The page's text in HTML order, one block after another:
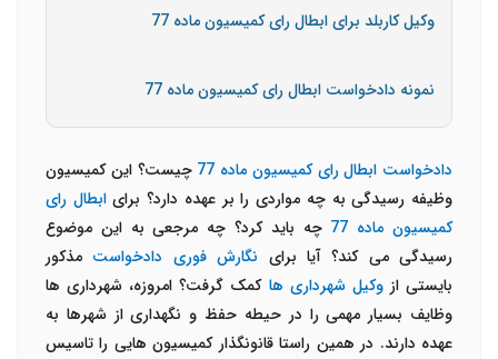
وکیل کاربلد برای ابطال رای کمیسیون ماده 77
نمونه دادخواست ابطال رای کمیسیون ماده 77
دادخواست ابطال رای کمیسیون ماده 77
چیست؟ این کمیسیون
وظیفه رسیدگی به چه مواردی را بر عهده دارد؟ برایابطال رای
کمیسیون ماده 77
چه باید کرد؟ چه مرجعی به این موضوع
رسیدگی می کند؟ آیا برای نگارش فوری دادخواست مذکور
بایستی ازوکیل شهرداری ها کمک گرفت؟ امروزه، شهرداری ها
وظایف بسیار مهمی را در حیطه حفظ و نگهداری از شهرها به
عهده دارند. در همین راستا قانونگذار کمیسیون هایی را تاسیس